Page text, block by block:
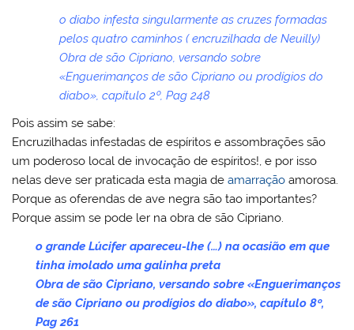
o diabo infesta singularmente as cruzes formadas
pelos quatro caminhos ( encruzilhada de Neuilly)
Obra de são Cipriano, versando sobre
«Enguerimanços de são Cipriano ou prodígios do
diabo», capítulo 2º, Pag 248
Pois assim se sabe:
Encruzilhadas infestadas de espíritos e assombrações são
um poderoso local de invocação de espíritos!, e por isso
nelas deve ser praticada esta magia deamarração amorosa.
Porque as oferendas de ave negra são tao importantes?
Porque assim se pode ler na obra de são Cipriano.
o grande Lúcifer apareceu-lhe (…) na ocasião em que
tinha imolado uma galinha preta
Obra de são Cipriano, versando sobre «Enguerimanços
de são Cipriano ou prodígios do diabo», capítulo 8º,
Pag 261